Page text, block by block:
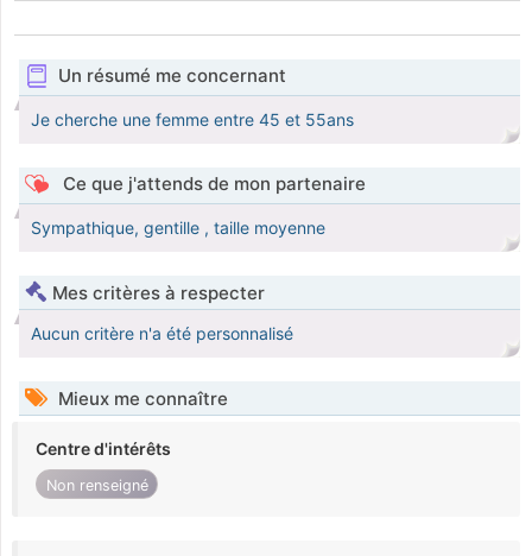
Un résumé me concernant
Je cherche une femme entre 45 et 55ans
Ce que j'attends de mon partenaire
Sympathique, gentille , taille moyenne
Mes critères à respecter
Aucun critère n'a été personnalisé
Mieux me connaître
Centre d'intérêts
Non renseigné